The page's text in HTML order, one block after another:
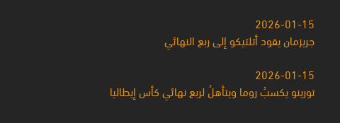
2026-01-15
جريزمان يقود أتلتيكو إلى ربع النهائي
2026-01-15
تورينو يكسبُ روما ويتأهلُ لربع نهائي كأس إيطاليا